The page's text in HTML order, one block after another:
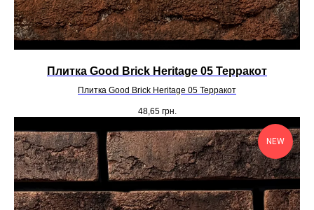
Плитка Good Brick Heritage 05 Терракот
Плитка Good Brick Heritage 05 Терракот
48,65 грн.
NEW